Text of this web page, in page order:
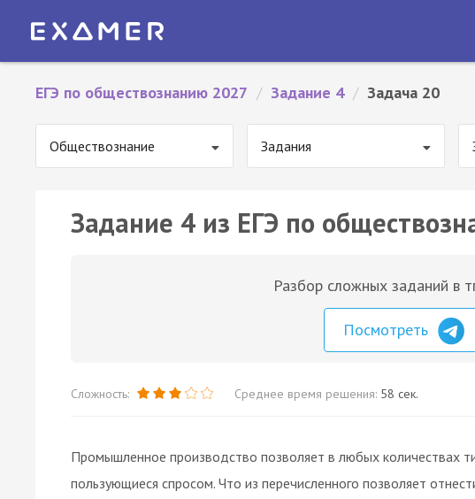
ЕГЭ по обществознанию 2027 / Задание 4 / Задача 20
Обществознание Задания
Задание 4 из ЕГЭ по
Разбор сложных заданий в
Посмотреть
Сложность: Среднее время решения: 58 сек.
Промышленное производство позволяет в любых количествах
пользующиеся спросом. Что из перечисленного позволяет